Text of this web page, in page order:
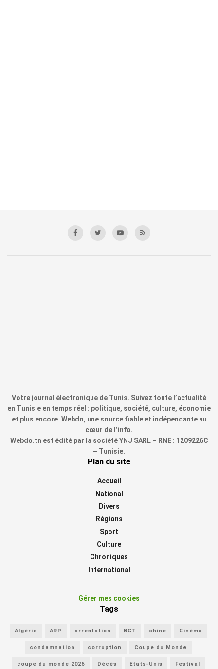
Votre journal électronique de Tunis. Suivez toute l’actualité
en Tunisie en temps réel : politique, société, culture, économie
et plus encore. Webdo, une source fiable et indépendante au
cœur de l’info.
Webdo.tn est édité par la société YNJ SARL – RNE : 1209226C
– Tunisie.
Plan du site
Accueil
National
Divers
Régions
Sport
Culture
Chroniques
International
Gérer mes cookies
Tags
Algérie ARP arrestation BCT chine Cinéma
condamnation corruption Coupe du Monde
coupe du monde 2026 Décès Etats-Unis Festival